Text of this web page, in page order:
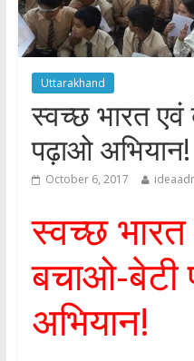
Uttarakhand
स्वच्छ भारत
पढ़ाओ अभियान!
October 6, 2017
स्वच्छ
बचाओ-बेटी
अभियान!